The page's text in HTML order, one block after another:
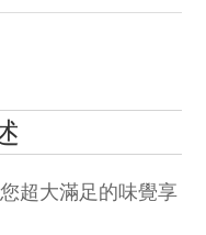
超大滿足的味覺享